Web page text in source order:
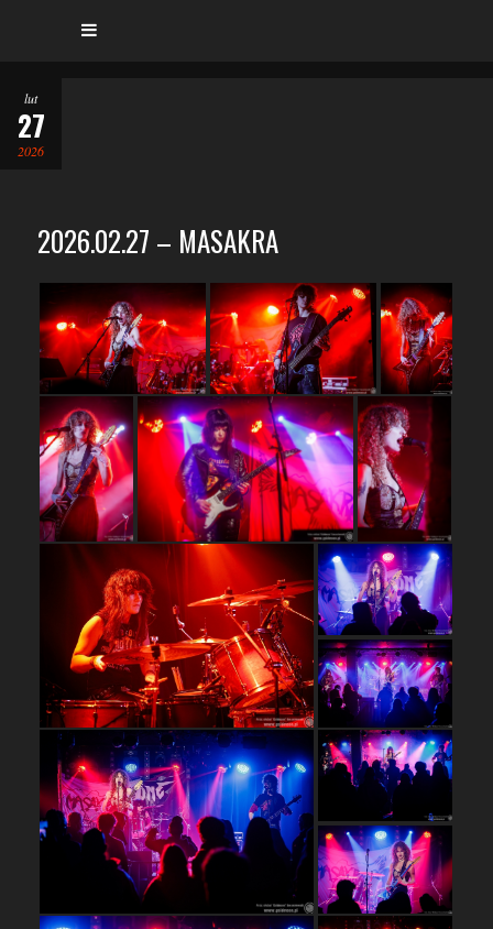
lut
27
2026
2026.02.27 – MASAKRA